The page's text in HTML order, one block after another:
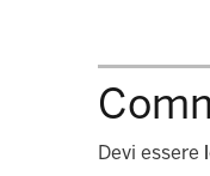
Devi essere